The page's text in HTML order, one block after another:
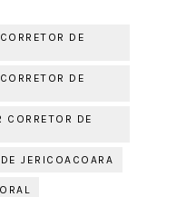
DE
DE
CORRETOR DE
JERICOACOARA